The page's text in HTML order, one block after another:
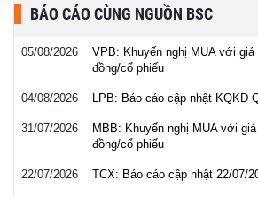
BÁO CÁO CÙNG NGUỒN BSC
05/08/2026
VPB: Khuyến nghị MUA với giá
đồng/cổ phiếu
04/08/2026 LPB: Báo cáo cập nhật KQKD
31/07/2026
MBB: Khuyến nghị MUA với
đồng/cổ phiếu
22/07/2026 TCX: Báo cáo cập nhật 22/07/